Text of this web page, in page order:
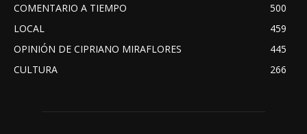
COMENTARIO A TIEMPO
500
LOCAL
459
OPINIÓN DE CIPRIANO MIRAFLORES
445
CULTURA
266